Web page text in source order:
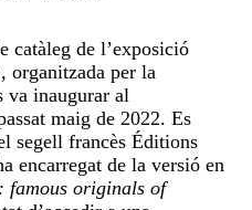
catàleg de l’exposició
organitzada per la
va inaugurar al
maig de 2022. Es
segell francès Éditions
encarregat de la versió en
famous originals of